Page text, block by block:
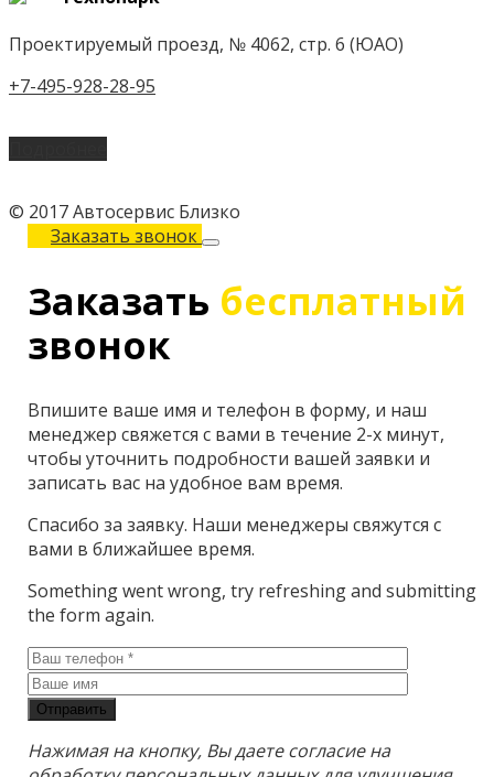
Проектируемый проезд, № 4062, стр. 6 (ЮАО)
+7-495-928-28-95
© 2017 Автосервис Близко
Заказать звонок
Заказать бесплатный
звонок
Впишите ваше имя и телефон в форму, и наш
менеджер свяжется с вами в течение 2-х минут,
чтобы уточнить подробности вашей заявки и
записать вас на удобное вам время.
Спасибо за заявку. Наши менеджеры свяжутся с
вами в ближайшее время.
Something went wrong, try refreshing and submitting
the form again.
Отправить
Нажимая на кнопку, Вы даете согласие на